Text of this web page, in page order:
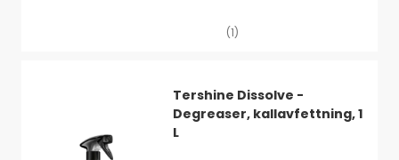
(1)
Tershine Dissolve -
Degreaser, kallavfettning, 1
L